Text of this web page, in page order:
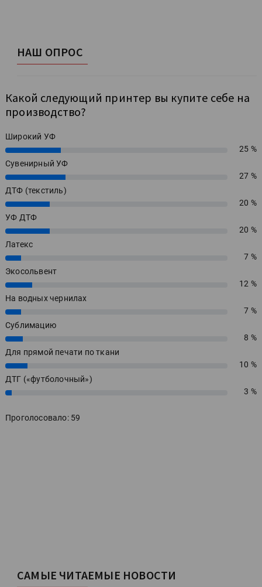
НАШ ОПРОС
Какой следующий принтер вы купите себе на
производство?
Широкий УФ
25%
25 %
Сувенирный УФ
27%
27 %
ДТФ (текстиль)
20%
20 %
УФ ДТФ
20%
20 %
Латекс
7%
7 %
Экосольвент
12%
12 %
На водных чернилах
7%
7 %
Сублимацию
8%
8 %
Для прямой печати по ткани
10%
10 %
ДТГ («футболочный»)
3% 3 %
Проголосовало: 59
САМЫЕ ЧИТАЕМЫЕ НОВОСТИ